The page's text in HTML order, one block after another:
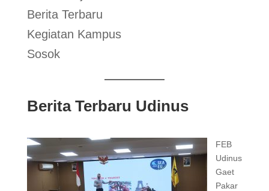
Berita Terbaru
Kegiatan Kampus
Sosok
Berita Terbaru Udinus
FEB
Udinus
Gaet
Pakar